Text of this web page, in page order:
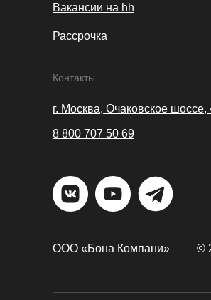
Вакансии на hh
Контакты
г. Москва, Очаковское шоссе,
8 800 707 50 69
ООО «Бона Компани» ©
Рассрочка